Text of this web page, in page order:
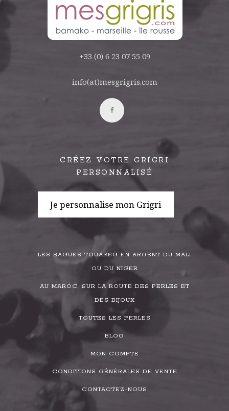
+33 (0) 6 23 07 55 09
info(at)mesgrigris.com
CRÉEZ VOTRE GRIGRI
PERSONNALISÉ
Je personnalise mon Grigri
LES BAGUES TOUAREG EN ARGENT DU MALI
OU DU NIGER
AU MAROC, SUR LA ROUTE DES PERLES ET
DES BIJOUX
TOUTES LES PERLES
BLOG
MON COMPTE
CONDITIONS GÉNÉRALES DE VENTE
CONTACTEZ-NOUS